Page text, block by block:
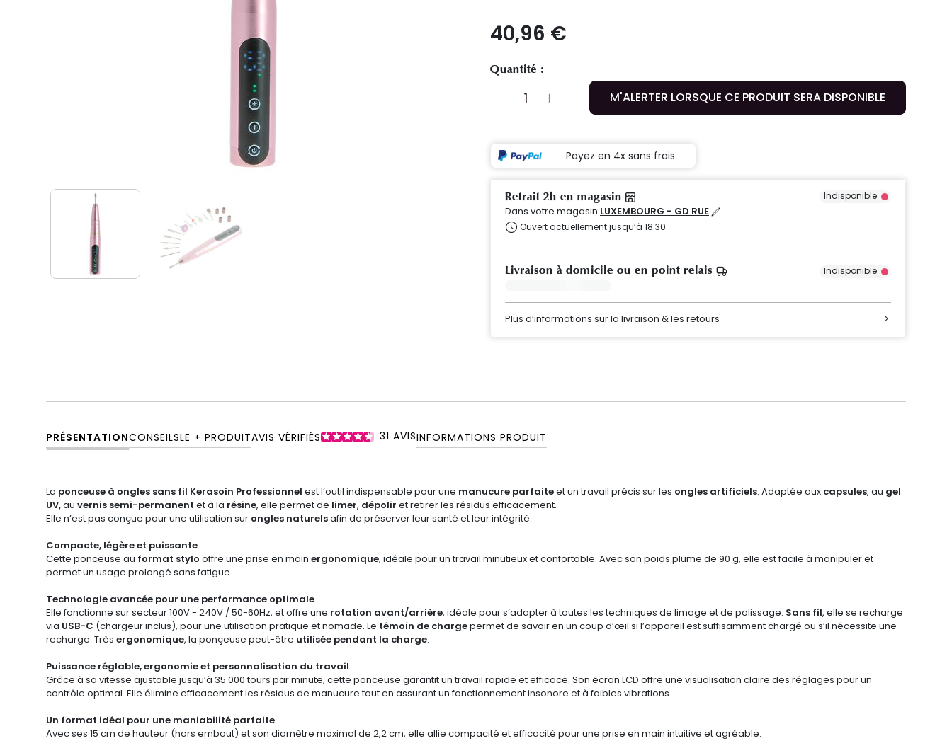
40,96 €
Quantité :
M'ALERTER LORSQUE CE PRODUIT SERA DISPONIBLE
Payez en 4x sans frais
Retrait 2h en magasin Indisponible
Dans votre magasin LUXEMBOURG - GD RUE
Ouvert actuellement jusqu’à 18:30
Livraison à domicile ou en point relais Indisponible
Plus d’informations sur la livraison & les retours
PRÉSENTATIONCONSEILSLE + PRODUITAVIS VÉRIFIÉS 31 AVISINFORMATIONS PRODUIT
La ponceuse à ongles sans fil Kerasoin Professionnel est l’outil indispensable pour une manucure parfaiteet un travail précis sur les ongles artificiels. Adaptée aux capsules, au gel
UV,au vernis semi-permanent et à la résine, elle permet de limer, dépolir et retirer les résidus efficacement.
Elle n’est pas conçue pour une utilisation sur ongles naturelsafin de préserver leur santé et leur intégrité.
Compacte, légère et puissante
Cette ponceuse au format stylo offre une prise en main ergonomique, idéale pour un travail minutieux et confortable. Avec son poids plume de 90 g, elle est facile à manipuler et
permet un usage prolongé sans fatigue.
Technologie avancée pour une performance optimale
Elle fonctionne sur secteur 100V - 240V / 50-60Hz, et offre une rotation avant/arrière, idéale pour s’adapter à toutes les techniques de limage et de polissage. Sans fil, elle se recharge
via USB-C (chargeur inclus), pour une utilisation pratique et nomade. Le témoin de chargepermet de savoir en un coup d’œil si l’appareil est suffisamment chargé ou s’il nécessite une
recharge. Très ergonomique, la ponçeuse peut-être utilisée pendant la charge.
Puissance réglable, ergonomie et personnalisation du travail
Grâce à sa vitesse ajustable jusqu’à 35 000 tours par minute, cette ponceuse garantit un travail rapide et efficace. Son écran LCD offre une visualisation claire des réglages pour un
contrôle optimal .Elle élimine efficacement les résidus de manucure tout en assurant un fonctionnement insonore et à faibles vibrations.
Un format idéal pour une maniabilité parfaite
Avec ses 15 cm de hauteur (hors embout) et son diamètre maximal de 2,2 cm, elle allie compacité et efficacité pour une prise en main intuitive et agréable.